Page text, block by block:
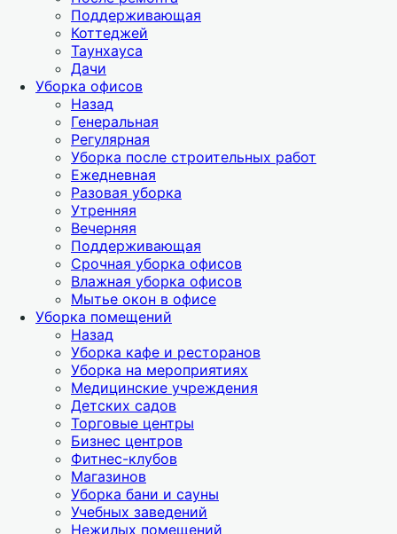
Поддерживающая
Коттеджей
Таунхауса
Дачи
Уборка офисов
Назад
Генеральная
Регулярная
Уборка после строительных работ
Ежедневная
Разовая уборка
Утренняя
Вечерняя
Поддерживающая
Срочная уборка офисов
Влажная уборка офисов
Мытье окон в офисе
Уборка помещений
Назад
Уборка кафе и ресторанов
Уборка на мероприятиях
Медицинские учреждения
Детских садов
Торговые центры
Бизнес центров
Фитнес-клубов
Магазинов
Уборка бани и сауны
Учебных заведений
Нежилых помещений